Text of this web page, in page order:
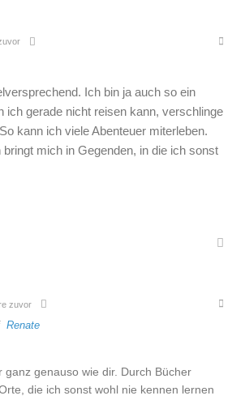
Ich bin ja auch so ein
ich gerade nicht reisen kann, verschlinge
kann ich viele Abenteuer miterleben.
mich in Gegenden, in die ich sonst
zuvor
Renate
ganz genauso wie dir. Durch Bücher
die ich sonst wohl nie kennen lernen